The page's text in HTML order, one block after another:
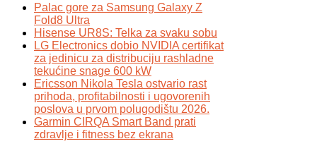
Palac gore za Samsung Galaxy Z
Fold8 Ultra
Hisense UR8S: Telka za svaku sobu
LG Electronics dobio NVIDIA certifikat
za jedinicu za distribuciju rashladne
tekućine snage 600 kW
Ericsson Nikola Tesla ostvario rast
prihoda, profitabilnosti i ugovorenih
poslova u prvom polugodištu 2026.
Garmin CIRQA Smart Band prati
zdravlje i fitness bez ekrana